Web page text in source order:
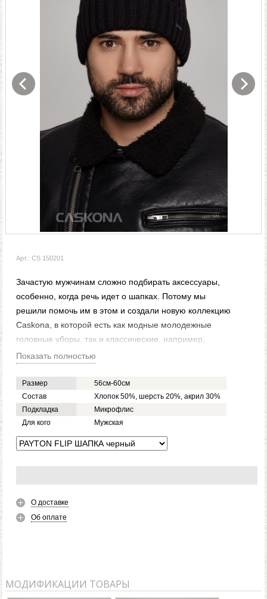
Арт.: CS 150201
Зачастую мужчинам сложно подбирать аксессуары,
особенно, когда речь идет о шапках. Потому мы
решили помочь им в этом и создали новую коллекцию
Caskona, в которой есть как модные молодежные
головные уборы, так и классические, например,
Payton Flip.
достичь за счет использования хлопковой пряжи и
флисовой подкладки. Она удобная, хорошо садится
по форме головы и при необходимости тянется,
потому не будет давить. Она связана стандартной
резинкой, у нее есть отворот, на котором пришита
небольшая металлическая фурнитура, что не
бросается в глаза и не отвлекает от общего
классического стиля этого головного убора.
Купить мужскую шапку Payton Flip или любую другую
из нашего каталога, вы можете, сделав онлайн-заказ,
или позвонив нам по номерам телефонов, указанным
Показать полностью
Размер
56см-60см
Состав
Хлопок 50%, шерсть 20%, акрил 30%
Подкладка
Микрофлис
Для кого
Мужская
О доставке
Об оплате
МОДИФИКАЦИИ ТОВАРЫ